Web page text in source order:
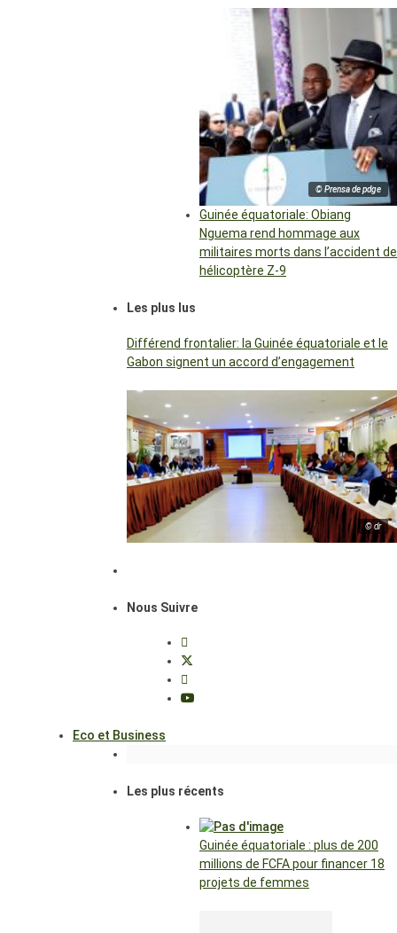
© Prensa de pdge
Guinée équatoriale: Obiang
Nguema rend hommage aux
militaires morts dans l’accident de
hélicoptère Z-9
Les plus lus
Différend frontalier: la Guinée équatoriale et le
Gabon signent un accord d’engagement
© dr
Nous Suivre
Eco et Business
Les plus récents
Guinée équatoriale : plus de 200
millions de FCFA pour financer 18
projets de femmes